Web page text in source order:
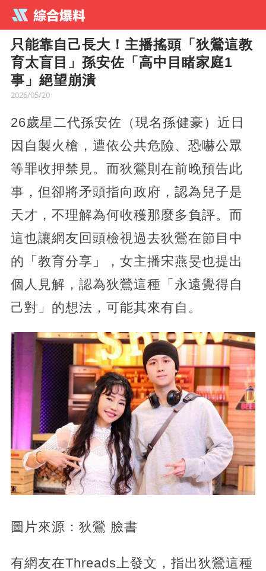
只能靠自己長大！主播搖頭「狄鶯這教
育太盲目」孫安佐「高中目睹家庭1
事」絕望崩潰
2026/05/20
26歲星二代孫安佐（現名孫健豪）近日
因自製火槍，遭依公共危險、恐嚇公眾
等罪收押禁見。而狄鶯則在前晚預告此
事，但卻將矛頭指向政府，認為兒子是
天才，不理解為何收穫那麼多負評。而
這也讓網友回頭檢視過去狄鶯在節目中
的「教育分享」，女主播宋燕旻也提出
個人見解，認為狄鶯這種「永遠覺得自
己對」的想法，可能其來有自。
圖片來源：狄鶯 臉書
有網友在Threads上發文，指出狄鶯這種